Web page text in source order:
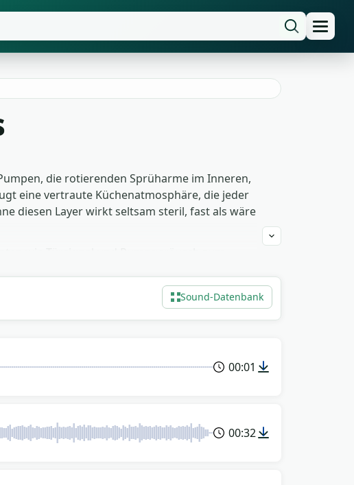
die rotierenden Sprüharme im Inneren,
eine vertraute Küchenatmosphäre, die jeder
diesen Layer wirkt seltsam steril, fast als wäre
gratis, lizenzfrei und können ohne
Sound-Datenbank
00:01
00:32